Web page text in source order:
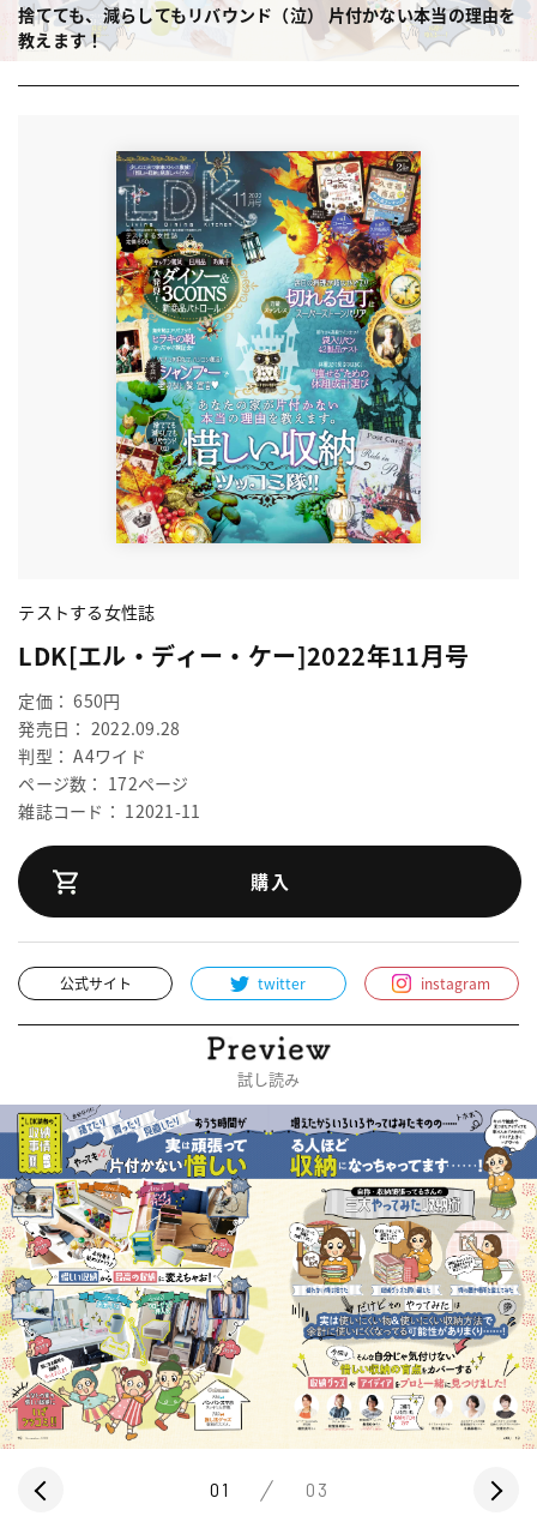
捨てても、減らしてもリバウンド（泣）
片付かない本当の理由を
教えます！
テストする女性誌
LDK[エル・ディー・ケー]2022年11月号
定価： 650円
発売日： 2022.09.28
判型： A4ワイド
ページ数： 172ページ
雑誌コード： 12021-11
購入
公式サイト twitter instagram
試し読み
01 03